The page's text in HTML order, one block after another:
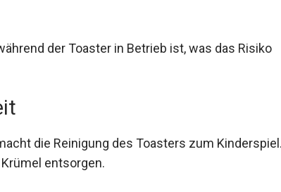
der Toaster in Betrieb ist, was das Risiko
die Reinigung des Toasters zum Kinderspiel.
entsorgen.